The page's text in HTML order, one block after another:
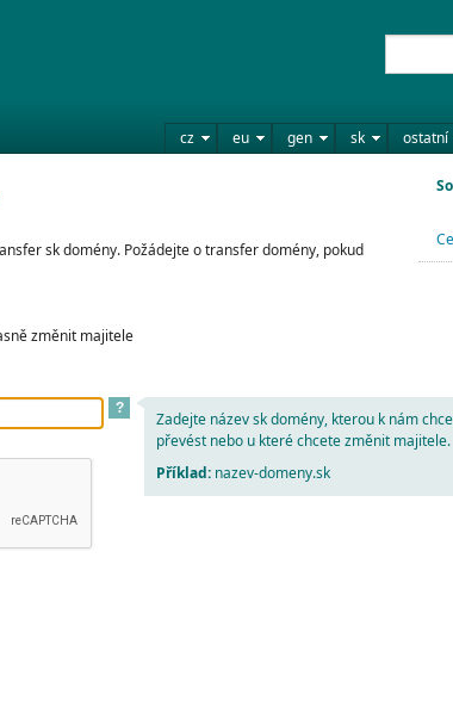
cz eu gen sk ostatní
sk domény. Požádejte o transfer domény, pokud
změnit majitele
?
Zadejte název sk domény, kterou k nám
převést nebo u které chcete změnit majitele.
Příklad:nazev-domeny.sk